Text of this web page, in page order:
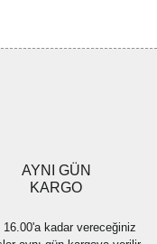
AYNI GÜN
KARGO
16.00'a kadar vereceğiniz